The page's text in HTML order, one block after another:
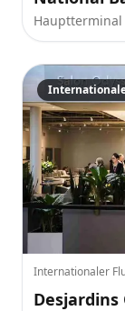
Hauptterminal
Internationaler
Desjardins